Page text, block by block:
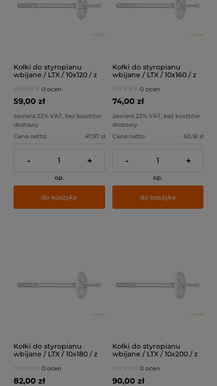
Kołki do styropianu
wbijane / LTX / 10x120 / z
tworzywowym z krótką
strefą rozpierania / 200szt
0 ocen
59,00 zł
zawiera 23% VAT, bez kosztów
dostawy
Cena netto:
47,97 zł
- +
op.
do koszyka
Kołki do styropianu
wbijane / LTX / 10x160 / z
tworzywowym z krótką
strefą rozpierania / 200szt
0 ocen
74,00 zł
zawiera 23% VAT, bez kosztów
dostawy
Cena netto:
60,16 zł
- +
op.
do koszyka
Kołki do styropianu
wbijane / LTX / 10x180 / z
tworzywowym z krótką
strefą rozpierania / 200szt
0 ocen
82,00 zł
Kołki do styropianu
wbijane / LTX / 10x200 / z
tworzywowym z krótką
strefą rozpierania / 200szt
0 ocen
90,00 zł